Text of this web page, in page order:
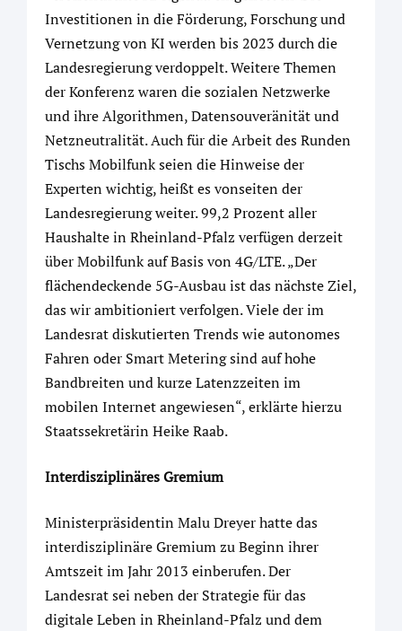
Investitionen in die Förderung, Forschung und
Vernetzung von KI werden bis 2023 durch die
Landesregierung verdoppelt. Weitere Themen
der Konferenz waren die sozialen Netzwerke
und ihre Algorithmen, Datensouveränität und
Netzneutralität. Auch für die Arbeit des Runden
Tischs Mobilfunk seien die Hinweise der
Experten wichtig, heißt es vonseiten der
Landesregierung weiter. 99,2 Prozent aller
Haushalte in Rheinland-Pfalz verfügen derzeit
über Mobilfunk auf Basis von 4G/LTE. „Der
flächendeckende 5G-Ausbau ist das nächste Ziel,
das wir ambitioniert verfolgen. Viele der im
Landesrat diskutierten Trends wie autonomes
Fahren oder Smart Metering sind auf hohe
Bandbreiten und kurze Latenzzeiten im
mobilen Internet angewiesen“, erklärte hierzu
Staatssekretärin Heike Raab.
Interdisziplinäres Gremium
Ministerpräsidentin Malu Dreyer hatte das
interdisziplinäre Gremium zu Beginn ihrer
Amtszeit im Jahr 2013 einberufen. Der
Landesrat sei neben der Strategie für das
digitale Leben in Rheinland-Pfalz und dem